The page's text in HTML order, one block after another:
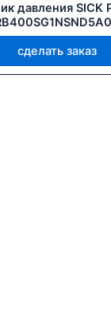
давления SICK
сделать заказ